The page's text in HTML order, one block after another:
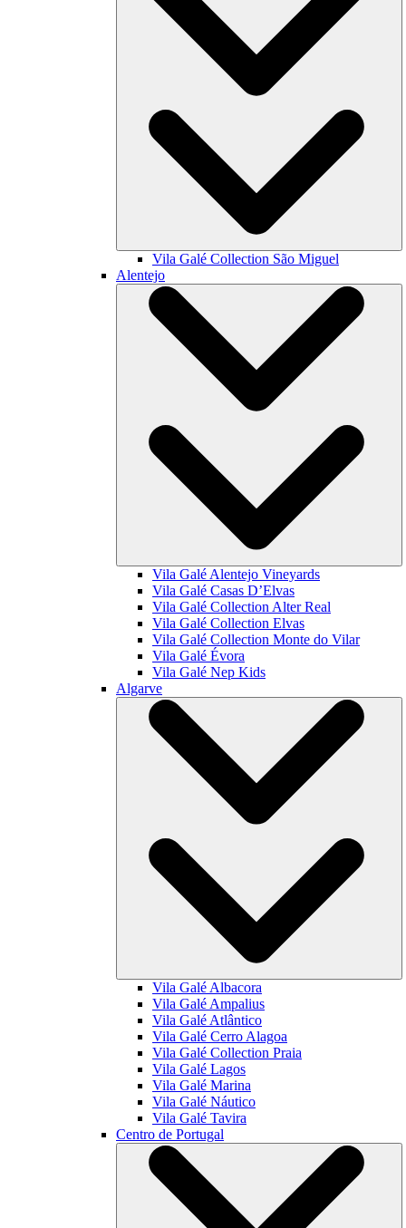
Vila Galé Collection São Miguel
Alentejo
Vila Galé Alentejo Vineyards
Vila Galé Casas D’Elvas
Vila Galé Collection Alter Real
Vila Galé Collection Elvas
Vila Galé Collection Monte do Vilar
Vila Galé Évora
Vila Galé Nep Kids
Algarve
Vila Galé Albacora
Vila Galé Ampalius
Vila Galé Atlântico
Vila Galé Cerro Alagoa
Vila Galé Collection Praia
Vila Galé Lagos
Vila Galé Marina
Vila Galé Náutico
Vila Galé Tavira
Centro de Portugal